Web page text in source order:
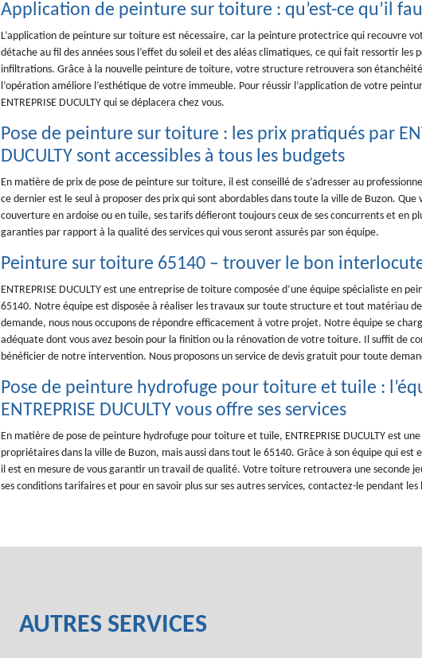
Application de peinture sur toiture : qu’est-ce qu’il
L’application de peinture sur toiture est nécessaire, car la peinture protectrice qui recouvre
détache au fil des années sous l’effet du soleil et des aléas climatiques, ce qui fait ressortir les
infiltrations. Grâce à la nouvelle peinture de toiture, votre structure retrouvera son
l’opération améliore l’esthétique de votre immeuble. Pour réussir l’application de votre
ENTREPRISE DUCULTY qui se déplacera chez vous.
Pose de peinture sur toiture : les prix pratiqués par
DUCULTY sont accessibles à tous les budgets
En matière de prix de pose de peinture sur toiture, il est conseillé de s’adresser au professionnel
ce dernier est le seul à proposer des prix qui sont abordables dans toute la ville de Buzon. Que
couverture en ardoise ou en tuile, ses tarifs défieront toujours ceux de ses concurrents et en
garanties par rapport à la qualité des services qui vous seront assurés par son équipe.
Peinture sur toiture 65140 – trouver le bon
ENTREPRISE DUCULTY est une entreprise de toiture composée d’une équipe spécialiste en
65140. Notre équipe est disposée à réaliser les travaux sur toute structure et tout matériau
demande, nous nous occupons de répondre efficacement à votre projet. Notre équipe se
adéquate dont vous avez besoin pour la finition ou la rénovation de votre toiture. Il suffit de
bénéficier de notre intervention. Nous proposons un service de devis gratuit pour toute
Pose de peinture hydrofuge pour toiture et tuile :
ENTREPRISE DUCULTY vous offre ses services
En matière de pose de peinture hydrofuge pour toiture et tuile, ENTREPRISE DUCULTY est
propriétaires dans la ville de Buzon, mais aussi dans tout le 65140. Grâce à son équipe qui
il est en mesure de vous garantir un travail de qualité. Votre toiture retrouvera une seconde
ses conditions tarifaires et pour en savoir plus sur ses autres services, contactez-le pendant les
AUTRES SERVICES